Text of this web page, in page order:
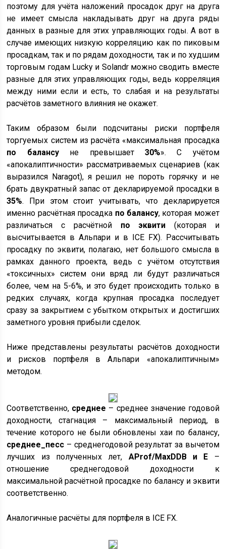
поэтому для учёта наложений просадок друг на друга
не имеет смысла накладывать друг на друга ряды
данных в разные для этих управляющих годы. А вот в
случае имеющих низкую корреляцию как по пиковым
просадкам, так и по рядам доходности, так и по худшим
торговым годам Lucky и Solandr можно сводить вместе
разные для этих управляющих годы, ведь корреляция
между ними если и есть, то слабая и на результаты
расчётов заметного влияния не окажет.
Таким образом были подсчитаны риски портфеля
торгуемых систем из расчёта «максимальная просадка
по балансуне превышает 30%». С учётом
«апокалиптичности» рассматриваемых сценариев (как
выразился Naragot), я решил не пороть горячку и не
брать двукратный запас от декларируемой просадки в
35%. При этом стоит учитывать, что декларируется
именно расчётная просадка по балансу, которая может
различаться с расчётной по эквити (которая и
высчитывается в Альпари и в ICE FX). Рассчитывать
просадку по эквити, полагаю, нет большого смысла в
рамках данного проекта, ведь с учётом отсутствия
«токсичных» систем они вряд ли будут различаться
более, чем на 5-6%, и это будет происходить только в
редких случаях, когда крупная просадка последует
сразу за закрытием с убытком открытых и достигших
заметного уровня прибыли сделок.
Ниже представлены результаты расчётов доходности
и рисков портфеля в Альпари «апокалиптичным»
методом.
Соответственно, среднее – среднее значение годовой
доходности, стагнация – максимальный период, в
течение которого не были обновлены хаи по балансу,
среднее_песс – среднегодовой результат за вычетом
лучших из полученных лет, AProf/MaxDDB и E –
отношение среднегодовой доходности к
максимальной расчётной просадке по балансу и эквити
соответственно.
Аналогичные расчёты для портфеля в ICE FX.